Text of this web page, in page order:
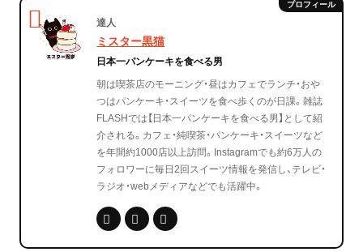
達人
ミスター黒猫
日本一パンケーキを食べる男
朝は喫茶店のモーニング・昼はカフェでランチ・おや
つはパンケーキ・スイーツを食べ歩くのが日課。雑誌
FLASHでは【日本一パンケーキを食べる男】として紹
介される。カフェ・純喫茶・パンケーキ・スイーツなど
を年間約1000店以上訪問。Instagramでも約6万人の
フォロワーに毎日2回スイーツ情報を発信し、テレビ・
ラジオ・webメディアなどでも活躍中。